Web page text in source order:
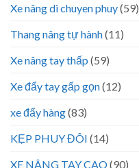
Xe nâng di chuyen phuy(59)
Thang nâng tự hành(11)
Xe nâng tay thấp (59)
Xe đẩy tay gấp gọn(12)
xe đẩy hàng(83)
KẸP PHUY ĐÔI (14)
XE NÂNG TAY CAO(90)